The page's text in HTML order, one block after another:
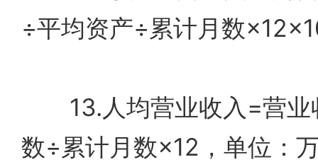
÷平均资产÷累计月数
13.人均营业收入=营业
数÷累计月数×12，单位：